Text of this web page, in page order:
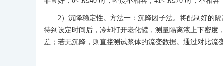
2）沉降稳定性。方法一：沉降因子法。将配制好的
待到设定时间后，冷却打开老化罐，测量隔离液上下密
差；若无沉降，则直接测试浆体的流变数据。通过对比